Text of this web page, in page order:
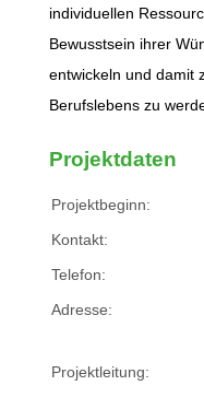
individuellen
Bewusstsein ihrer
entwickeln und damit
Berufslebens zu
Projektdaten
Projektbeginn:
Kontakt:
Telefon:
Adresse:
Projektleitung: